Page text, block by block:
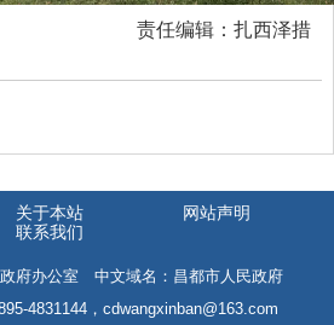
责任编辑：扎西泽措
关于本站
网站声明
联系我们
府办公室 中文域名：昌都市人民政府
4831144，cdwangxinban@163.com